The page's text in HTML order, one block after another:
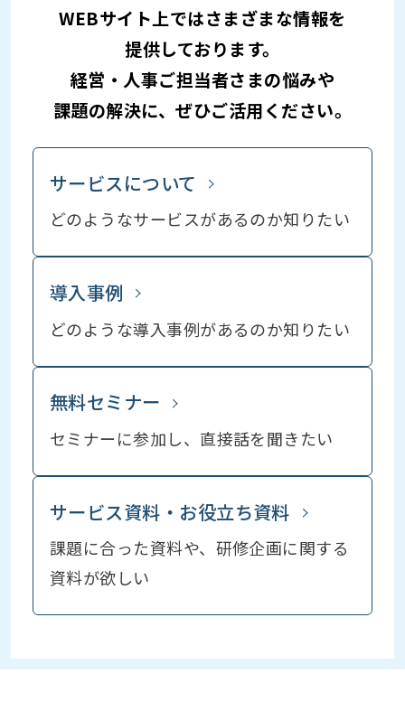
WEBサイト上ではさまざまな情報を
提供しております。
経営・人事ご担当者さまの悩みや
課題の解決に、ぜひご活用ください。
サービスについて
どのようなサービスがあるのか知りたい
導入事例
どのような導入事例があるのか知りたい
無料セミナー
セミナーに参加し、 直接話を聞きたい
サービス資料・お役立ち資料
課題に合った資料や、研修企画に関する
資料が欲しい